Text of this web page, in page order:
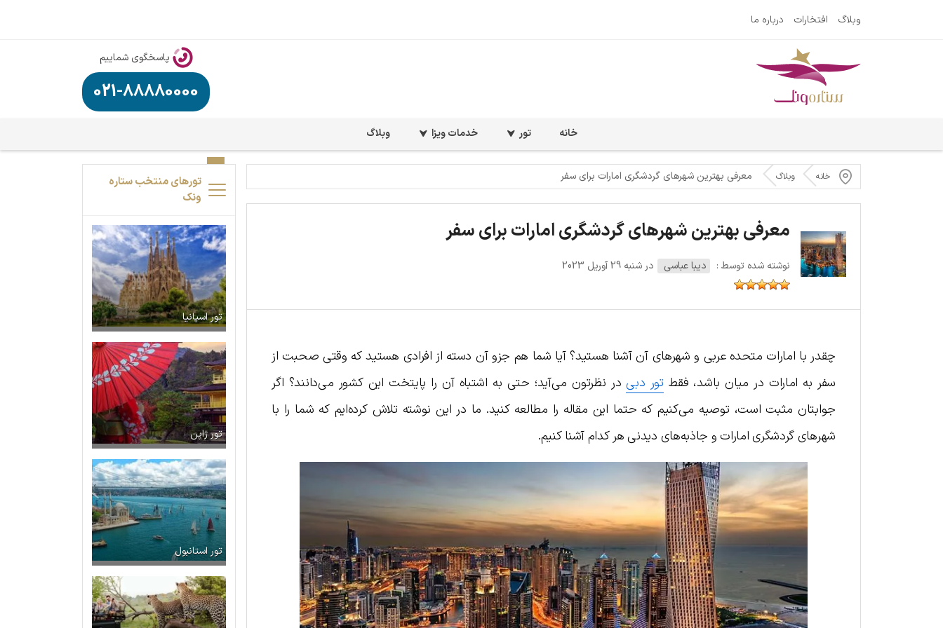
وبلاگ افتخارات درباره ما
پاسخگوی شماییم
021-88880000
خانه تور خدمات ویزا وبلاگ
خانه وبلاگ معرفی بهترین شهرهای گردشگری امارات برای سفر
معرفی بهترین شهرهای گردشگری امارات برای سفر
نوشته شده توسط : دیبا عباسی در شنبه 29 آوریل 2023
چقدر با امارات متحده عربی و شهرهای آن آشنا هستید؟ آیا شما هم جزو آن دسته از افرادی هستید که وقتی صحبت از
سفر به امارات در میان باشد، فقط تور دبیدر نظرتون می‌آید؛ حتی به اشتباه آن را پایتخت این کشور می‌دانند؟ اگر
جوابتان مثبت است، توصیه می‌کنیم که حتما این مقاله را مطالعه کنید. ما در این نوشته تلاش کرده‌ایم که شما را با
شهرهای گردشگری امارات و جاذبه‌های دیدنی هر کدام آشنا کنیم.
تورهای منتخب ستاره
ونک
تور اسپانیا
تور ژاپن
تور استانبول